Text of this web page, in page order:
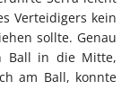
Verteidigers kein
sollte. Genau
Ball in die Mitte,
am Ball, konnte